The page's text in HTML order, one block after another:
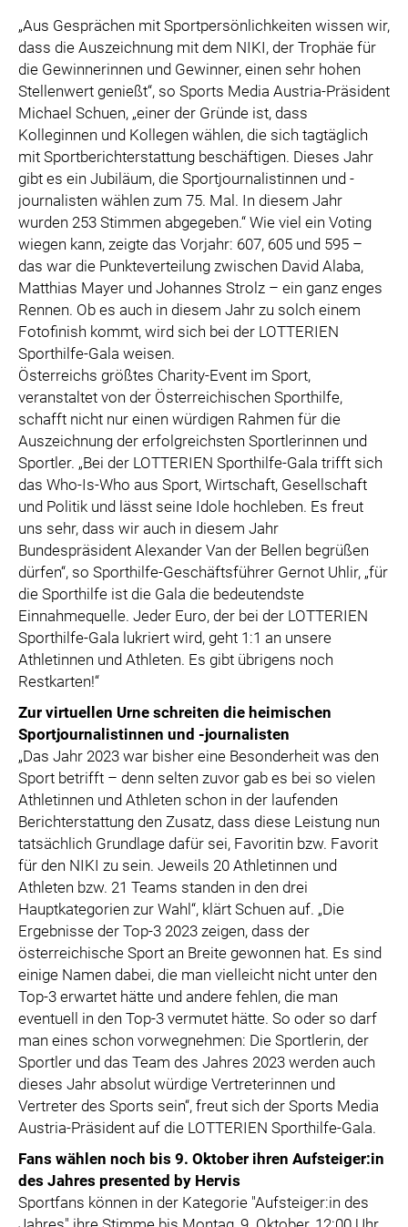
„Aus Gesprächen mit Sportpersönlichkeiten wissen wir,
dass die Auszeichnung mit dem NIKI, der Trophäe für
die Gewinnerinnen und Gewinner, einen sehr hohen
Stellenwert genießt“, so Sports Media Austria-Präsident
Michael Schuen, „einer der Gründe ist, dass
Kolleginnen und Kollegen wählen, die sich tagtäglich
mit Sportberichterstattung beschäftigen. Dieses Jahr
gibt es ein Jubiläum, die Sportjournalistinnen und -
journalisten wählen zum 75. Mal. In diesem Jahr
wurden 253 Stimmen abgegeben.“ Wie viel ein Voting
wiegen kann, zeigte das Vorjahr: 607, 605 und 595 –
das war die Punkteverteilung zwischen David Alaba,
Matthias Mayer und Johannes Strolz – ein ganz enges
Rennen. Ob es auch in diesem Jahr zu solch einem
Fotofinish kommt, wird sich bei der LOTTERIEN
Sporthilfe-Gala weisen.
Österreichs größtes Charity-Event im Sport,
veranstaltet von der Österreichischen Sporthilfe,
schafft nicht nur einen würdigen Rahmen für die
Auszeichnung der erfolgreichsten Sportlerinnen und
Sportler. „Bei der LOTTERIEN Sporthilfe-Gala trifft sich
das Who-Is-Who aus Sport, Wirtschaft, Gesellschaft
und Politik und lässt seine Idole hochleben. Es freut
uns sehr, dass wir auch in diesem Jahr
Bundespräsident Alexander Van der Bellen begrüßen
dürfen“, so Sporthilfe-Geschäftsführer Gernot Uhlir, „für
die Sporthilfe ist die Gala die bedeutendste
Einnahmequelle. Jeder Euro, der bei der LOTTERIEN
Sporthilfe-Gala lukriert wird, geht 1:1 an unsere
Athletinnen und Athleten. Es gibt übrigens noch
Restkarten!“
Zur virtuellen Urne schreiten die heimischen
Sportjournalistinnen und -journalisten
„Das Jahr 2023 war bisher eine Besonderheit was den
Sport betrifft – denn selten zuvor gab es bei so vielen
Athletinnen und Athleten schon in der laufenden
Berichterstattung den Zusatz, dass diese Leistung nun
tatsächlich Grundlage dafür sei, Favoritin bzw. Favorit
für den NIKI zu sein. Jeweils 20 Athletinnen und
Athleten bzw. 21 Teams standen in den drei
Hauptkategorien zur Wahl“, klärt Schuen auf. „Die
Ergebnisse der Top-3 2023 zeigen, dass der
österreichische Sport an Breite gewonnen hat. Es sind
einige Namen dabei, die man vielleicht nicht unter den
Top-3 erwartet hätte und andere fehlen, die man
eventuell in den Top-3 vermutet hätte. So oder so darf
man eines schon vorwegnehmen: Die Sportlerin, der
Sportler und das Team des Jahres 2023 werden auch
dieses Jahr absolut würdige Vertreterinnen und
Vertreter des Sports sein“, freut sich der Sports Media
Austria-Präsident auf die LOTTERIEN Sporthilfe-Gala.
Fans wählen noch bis 9. Oktober ihren Aufsteiger:in
des Jahres presented by Hervis
Sportfans können in der Kategorie "Aufsteiger:in des